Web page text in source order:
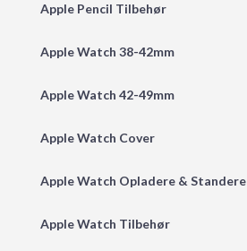
Apple Pencil Tilbehør
Apple Watch 38-42mm
Apple Watch 42-49mm
Apple Watch Cover
Apple Watch Opladere & Standere
Apple Watch Tilbehør